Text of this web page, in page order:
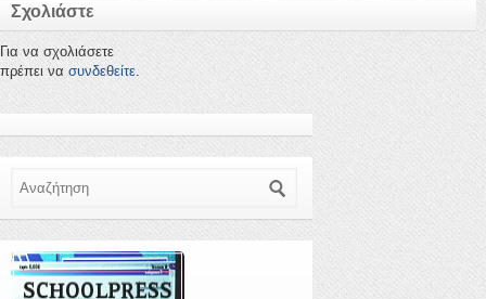
Σχολιάστε
Για να σχολιάσετε
πρέπει να συνδεθείτε.